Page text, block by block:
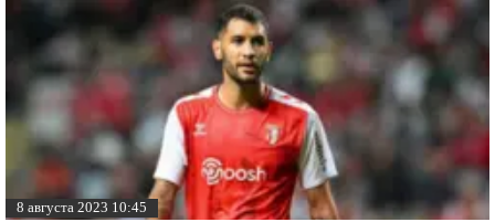
8 августа 2023 10:45